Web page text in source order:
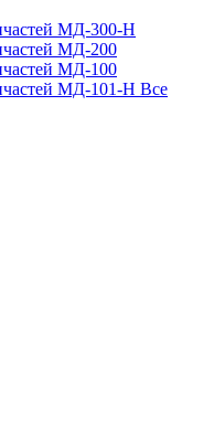
МД-300-H
МД-200
МД-100
МД-101-Н Все